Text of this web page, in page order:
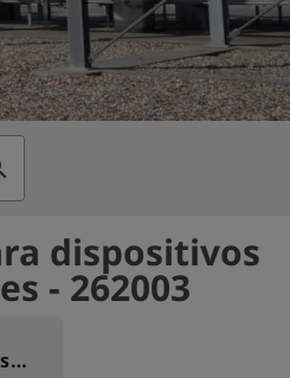
dispositivos
- 262003
Estación de carga para dispositivos de medición portátiles